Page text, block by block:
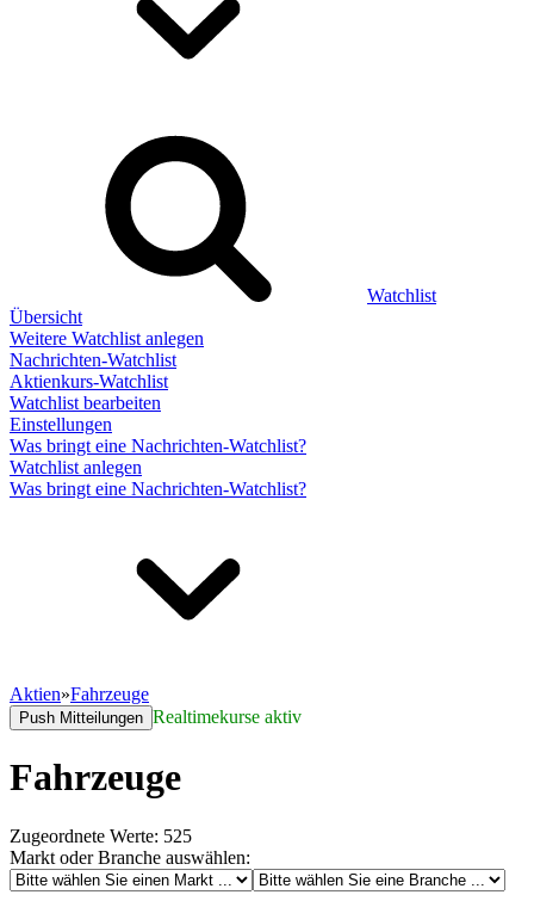
Watchlist
Übersicht
Weitere Watchlist anlegen
Nachrichten-Watchlist
Aktienkurs-Watchlist
Watchlist bearbeiten
Einstellungen
Was bringt eine Nachrichten-Watchlist?
Watchlist anlegen
Was bringt eine Nachrichten-Watchlist?
Aktien»Fahrzeuge
Push Mitteilungen Realtimekurse aktiv
Fahrzeuge
Zugeordnete Werte: 525
Markt oder Branche auswählen: